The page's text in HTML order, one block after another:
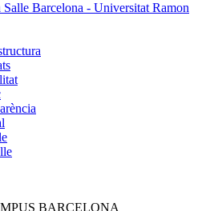
Barcelona - Universitat Ramon
BARCELONA